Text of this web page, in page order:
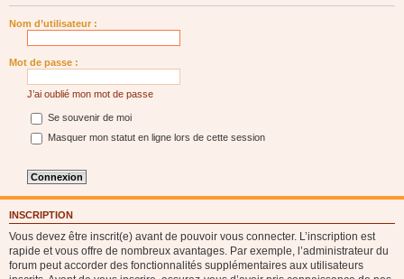
Nom d’utilisateur :
Mot de passe :
J’ai oublié mon mot de passe
Se souvenir de moi
Masquer mon statut en ligne lors de cette session
INSCRIPTION
Vous devez être inscrit(e) avant de pouvoir vous connecter. L’inscription est
rapide et vous offre de nombreux avantages. Par exemple, l’administrateur du
forum peut accorder des fonctionnalités supplémentaires aux utilisateurs